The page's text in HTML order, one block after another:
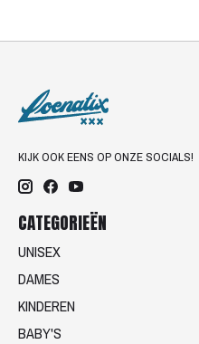
KIJK OOK EENS OP ONZE SOCIALS!
CATEGORIEËN
UNISEX
DAMES
KINDEREN
BABY'S